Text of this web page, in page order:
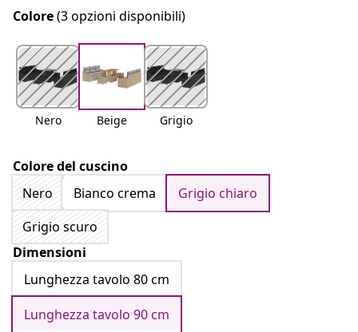
Colore(3 opzioni disponibili)
Nero Beige Grigio
Colore del cuscino
Nero
Bianco crema
Grigio chiaro
Grigio scuro
Dimensioni
Lunghezza tavolo 80 cm
Lunghezza tavolo 90 cm